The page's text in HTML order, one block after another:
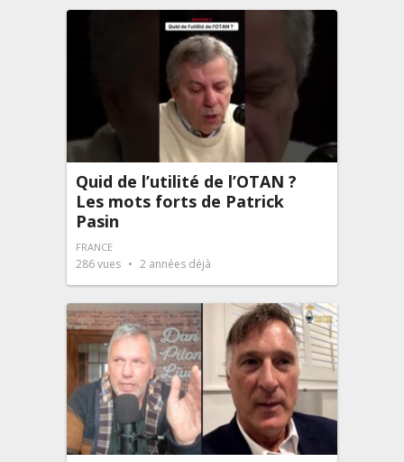
Quid de l’utilité de l’OTAN ?
Les mots forts de Patrick
Pasin
FRANCE
286vues 2 années déjà